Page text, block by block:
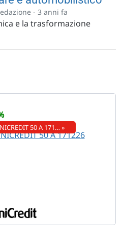
- 3 anni fa
e la trasformazione
50 A 171… »